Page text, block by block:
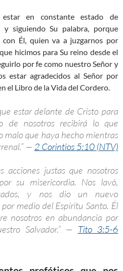
en constante estado de
y siguiendo Su palabra, porque
Él, quien va a juzgarnos por
hicimos para Su reino desde el
por fe como nuestro Señor y
estar agradecidos al Señor por
el Libro de la Vida del Cordero.
estar delante de Cristo para
de nosotros recibirá lo que
malo que haya hecho mientras
— 2 Corintios 5:10 (NTV)
acciones justas que nosotros
su misericordia. Nos lavó,
y nos dio un nuevo
medio del Espíritu Santo. Él
nosotros en abundancia por
Salvador.” — Tito 3:5-6